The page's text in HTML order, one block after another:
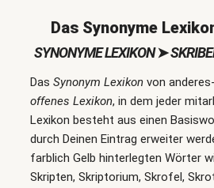
Das Synonyme
SYNONYME LEXIKON➤
Das Synonym Lexikonvon
offenes Lexikon, in dem jeder
Lexikon besteht aus einen
durch Deinen Eintrag erweiter
farblich Gelb hinterlegten Wörter
Skripten, Skriptorium, Skrofel,